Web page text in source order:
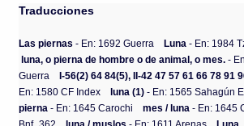
Traducciones
Las piernas - En: 1692 Guerra Luna - En: 1984
luna, o pierna de hombre o de animal, o mes. -
Guerra
I-56(2) 64 84(5), II-42 47 57 61 66 78 91
En: 1580 CF Index
luna (1) - En: 1565 Sahagún
pierna - En: 1645 Carochi mes / luna - En: 1645
Bnf_362
luna / muslos - En: 1611 Arenas